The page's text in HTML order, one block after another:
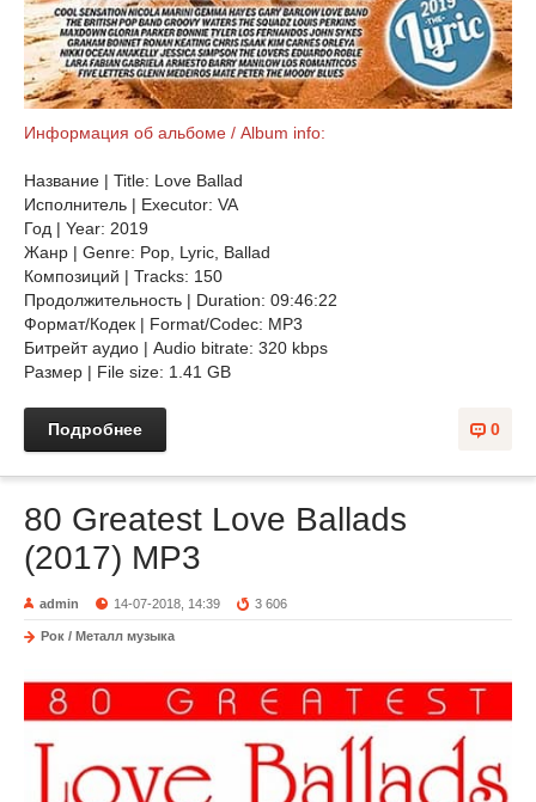
Информация об альбоме / Album info:
Название | Title: Love Ballad
Исполнитель | Executor: VA
Год | Year: 2019
Жанр | Genre: Pop, Lyric, Ballad
Композиций | Tracks: 150
Продолжительность | Duration: 09:46:22
Формат/Кодек | Format/Codec: MP3
Битрейт аудио | Audio bitrate: 320 kbps
Размер | File size: 1.41 GB
0
Подробнее
80 Greatest Love Ballads
(2017) MP3
admin 14-07-2018, 14:39 3 606
Рок / Металл музыка